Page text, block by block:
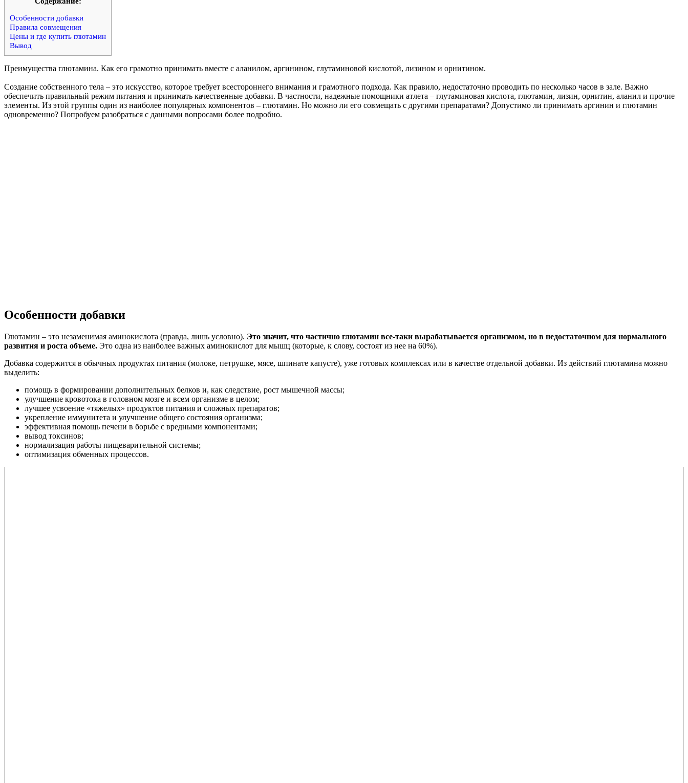
Особенности добавки
Правила совмещения
Цены и где купить глютамин
Вывод
Преимущества глютамина. Как его грамотно принимать вместе с аланилом, аргинином, глутаминовой кислотой, лизином и орнитином.
Создание собственного тела – это искусство, которое требует всестороннего внимания и грамотного подхода. Как правило, недостаточно проводить по несколько часов в зале. Важно
обеспечить правильный режим питания и принимать качественные добавки. В частности, надежные помощники атлета – глутаминовая кислота, глютамин, лизин, орнитин, аланил и прочие
элементы. Из этой группы один из наиболее популярных компонентов – глютамин. Но можно ли его совмещать с другими препаратами? Допустимо ли принимать аргинин и глютамин
одновременно? Попробуем разобраться с данными вопросами более подробно.
Особенности добавки
Глютамин – это незаменимая аминокислота (правда, лишь условно). Это значит, что частично глютамин все-таки вырабатывается организмом, но в недостаточном для нормального
развития и роста объеме. Это одна из наиболее важных аминокислот для мышц (которые, к слову, состоят из нее на 60%).
Добавка содержится в обычных продуктах питания (молоке, петрушке, мясе, шпинате капусте), уже готовых комплексах или в качестве отдельной добавки. Из действий глютамина можно
выделить:
помощь в формировании дополнительных белков и, как следствие, рост мышечной массы;
улучшение кровотока в головном мозге и всем организме в целом;
лучшее усвоение «тяжелых» продуктов питания и сложных препаратов;
укрепление иммунитета и улучшение общего состояния организма;
эффективная помощь печени в борьбе с вредными компонентами;
вывод токсинов;
нормализация работы пищеварительной системы;
оптимизация обменных процессов.